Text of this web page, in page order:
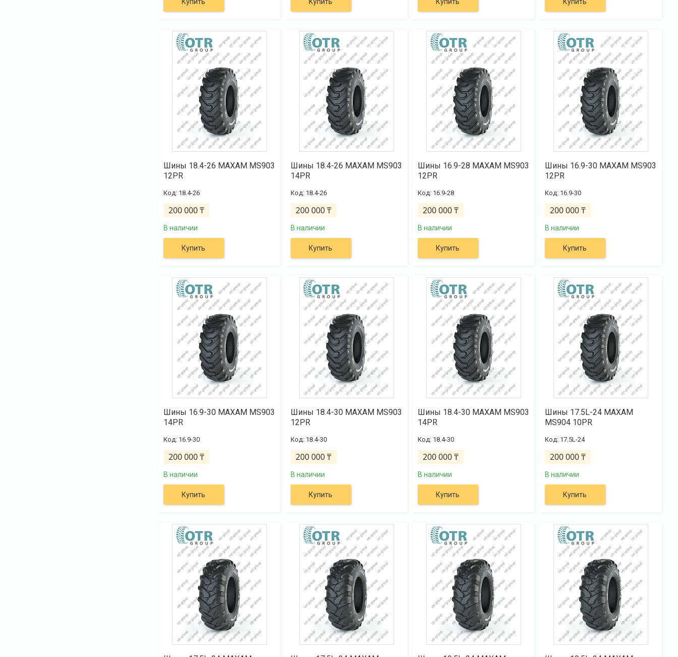
Шины 18.4-26 MAXAM MS903
12PR
18.4-26
200 000 ₸
В наличии
Купить
Шины 18.4-26 MAXAM MS903
14PR
18.4-26
200 000 ₸
В наличии
Купить
Шины 16.9-28 MAXAM MS903
12PR
16.9-28
200 000 ₸
В наличии
Купить
Шины 16.9-30 MAXAM MS903
12PR
16.9-30
200 000 ₸
В наличии
Купить
Шины 16.9-30 MAXAM MS903
14PR
16.9-30
200 000 ₸
В наличии
Купить
Шины 18.4-30 MAXAM MS903
12PR
18.4-30
200 000 ₸
В наличии
Купить
Шины 18.4-30 MAXAM MS903
14PR
18.4-30
200 000 ₸
В наличии
Купить
Шины 17.5L-24 MAXAM
MS904 10PR
17.5L-24
200 000 ₸
В наличии
Купить